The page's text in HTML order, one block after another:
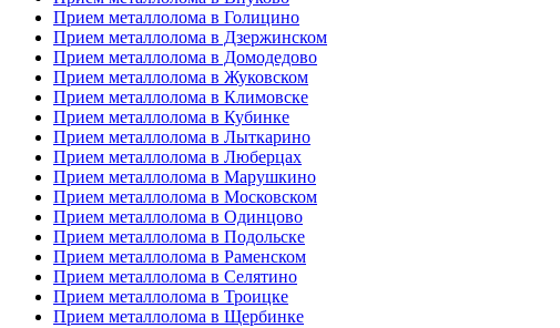
Прием металлолома в Голицино
Прием металлолома в Дзержинском
Прием металлолома в Домодедово
Прием металлолома в Жуковском
Прием металлолома в Климовске
Прием металлолома в Кубинке
Прием металлолома в Лыткарино
Прием металлолома в Люберцах
Прием металлолома в Марушкино
Прием металлолома в Московском
Прием металлолома в Одинцово
Прием металлолома в Подольске
Прием металлолома в Раменском
Прием металлолома в Селятино
Прием металлолома в Троицке
Прием металлолома в Щербинке